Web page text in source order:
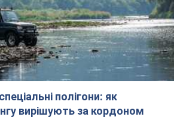
полігони: як
вирішують за кордоном